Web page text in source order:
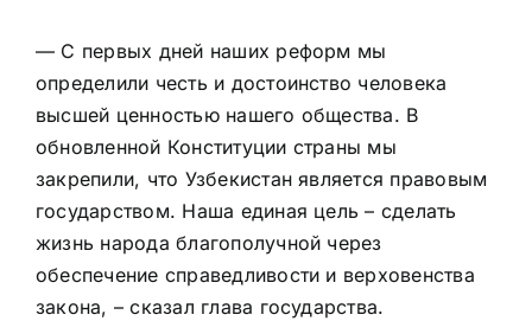
— С первых дней наших реформ мы
определили честь и достоинство человека
высшей ценностью нашего общества. В
обновленной Конституции страны мы
закрепили, что Узбекистан является правовым
государством. Наша единая цель – сделать
жизнь народа благополучной через
обеспечение справедливости и верховенства
закона, – сказал глава государства.